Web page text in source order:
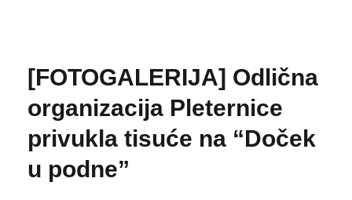
[FOTOGALERIJA] Odlična
organizacija Pleternice
privukla tisuće na “Doček
u podne”